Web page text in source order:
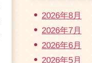
2026年8月
2026年7月
2026年6月
2026年5月